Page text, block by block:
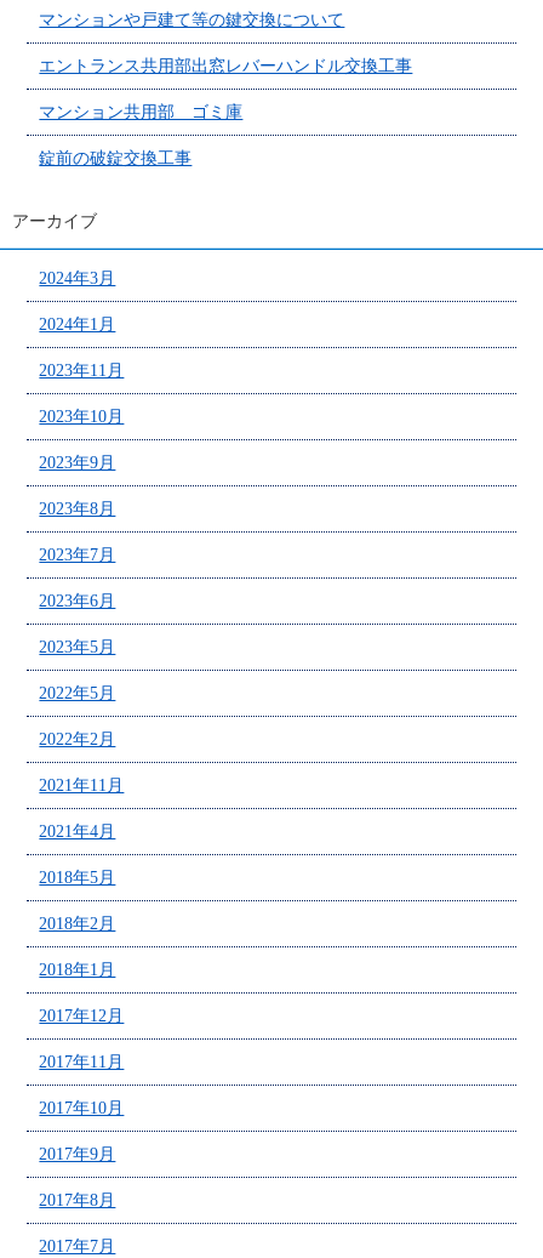
マンションや戸建て等の鍵交換について
エントランス共用部出窓レバーハンドル交換工事
マンション共用部 ゴミ庫
錠前の破錠交換工事
アーカイブ
2024年3月
2024年1月
2023年11月
2023年10月
2023年9月
2023年8月
2023年7月
2023年6月
2023年5月
2022年5月
2022年2月
2021年11月
2021年4月
2018年5月
2018年2月
2018年1月
2017年12月
2017年11月
2017年10月
2017年9月
2017年8月
2017年7月